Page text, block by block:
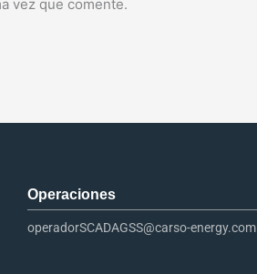
vez que comente.
Operaciones
operadorSCADAGSS@carso-energy.com